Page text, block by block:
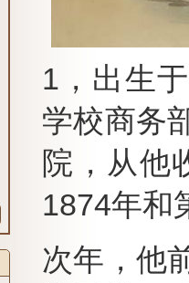
1，出生
学校商务
院，从他
1874年和
次年，他